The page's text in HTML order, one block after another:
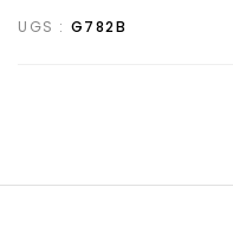
UGS : G782B